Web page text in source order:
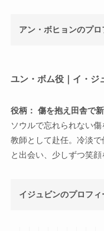
アン・ボヒョンのプ
ユン・ボム役｜イ・ジ
役柄： 傷を抱え田舎で
ソウルで忘れられない
教師として赴任。冷淡
と出会い、少しずつ笑顔
イジュビンのプロフ